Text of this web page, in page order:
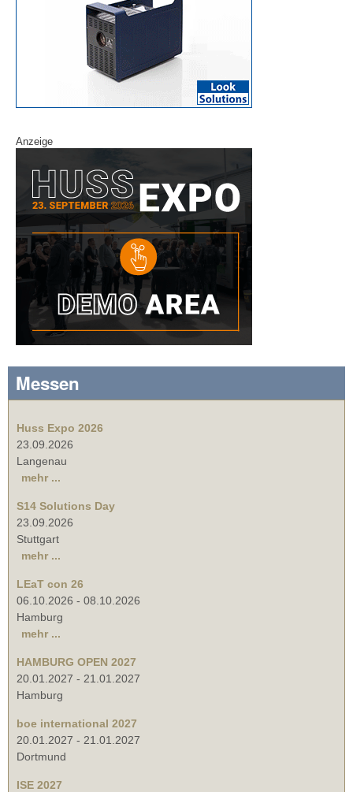
Anzeige
Messen
Huss Expo 2026
23.09.2026
Langenau
mehr ...
S14 Solutions Day
23.09.2026
Stuttgart
mehr ...
LEaT con 26
06.10.2026 - 08.10.2026
Hamburg
mehr ...
HAMBURG OPEN 2027
20.01.2027 - 21.01.2027
Hamburg
boe international 2027
20.01.2027 - 21.01.2027
Dortmund
ISE 2027